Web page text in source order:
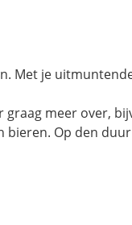
Met je
graag meer over,
Op den